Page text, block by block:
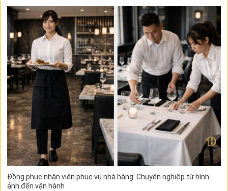
Đồng phục nhân viên phục vụ nhà hàng: Chuyên nghiệp từ hình
ảnh đến vận hành